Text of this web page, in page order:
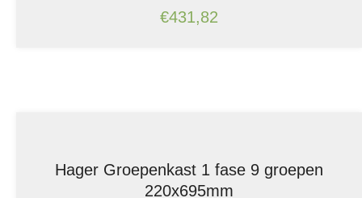
€431,82
Hager Groepenkast 1 fase 9 groepen
220x695mm